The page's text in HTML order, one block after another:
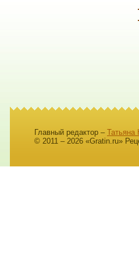
Главный редактор – Татьяна
© 2011 – 2026 «Gratin.ru»